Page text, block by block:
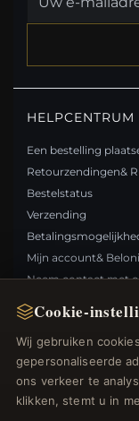
Cookie-
Wij gebruiken
gepersonaliseerde
ons verkeer te
klikken, stemt u in
HELPCENTRUM
Een bestelling
Retourzendingen&
Bestelstatus
Verzending
Mijn account&
Neem contact met
Nieuwe producten
Specials
Blog